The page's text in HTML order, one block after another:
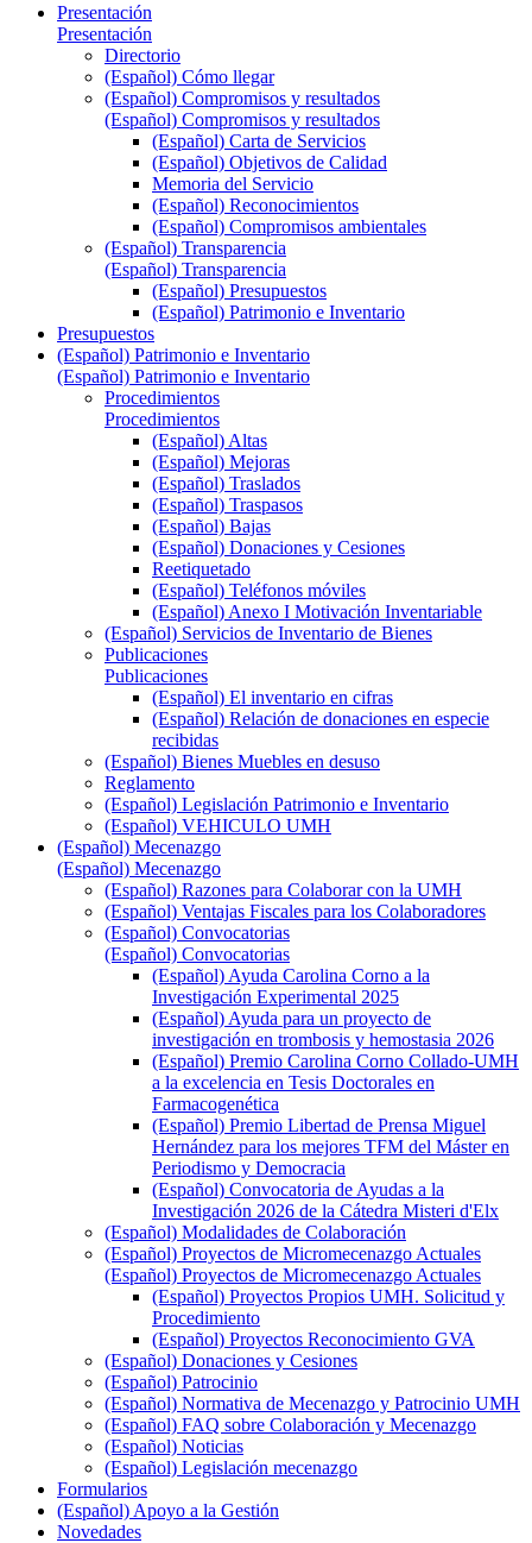
Presentación
Presentación
Directorio
(Español) Cómo llegar
(Español) Compromisos y resultados
(Español) Compromisos y resultados
(Español) Carta de Servicios
(Español) Objetivos de Calidad
Memoria del Servicio
(Español) Reconocimientos
(Español) Compromisos ambientales
(Español) Transparencia
(Español) Transparencia
(Español) Presupuestos
(Español) Patrimonio e Inventario
Presupuestos
(Español) Patrimonio e Inventario
(Español) Patrimonio e Inventario
Procedimientos
Procedimientos
(Español) Altas
(Español) Mejoras
(Español) Traslados
(Español) Traspasos
(Español) Bajas
(Español) Donaciones y Cesiones
Reetiquetado
(Español) Teléfonos móviles
(Español) Anexo I Motivación Inventariable
(Español) Servicios de Inventario de Bienes
Publicaciones
Publicaciones
(Español) El inventario en cifras
(Español) Relación de donaciones en especie
recibidas
(Español) Bienes Muebles en desuso
Reglamento
(Español) Legislación Patrimonio e Inventario
(Español) VEHICULO UMH
(Español) Mecenazgo
(Español) Mecenazgo
(Español) Razones para Colaborar con la UMH
(Español) Ventajas Fiscales para los Colaboradores
(Español) Convocatorias
(Español) Convocatorias
(Español) Ayuda Carolina Corno a la
Investigación Experimental 2025
(Español) Ayuda para un proyecto de
investigación en trombosis y hemostasia 2026
(Español) Premio Carolina Corno Collado-UMH
a la excelencia en Tesis Doctorales en
Farmacogenética
(Español) Premio Libertad de Prensa Miguel
Hernández para los mejores TFM del Máster en
Periodismo y Democracia
(Español) Convocatoria de Ayudas a la
Investigación 2026 de la Cátedra Misteri d'Elx
(Español) Modalidades de Colaboración
(Español) Proyectos de Micromecenazgo Actuales
(Español) Proyectos de Micromecenazgo Actuales
(Español) Proyectos Propios UMH. Solicitud y
Procedimiento
(Español) Proyectos Reconocimiento GVA
(Español) Donaciones y Cesiones
(Español) Patrocinio
(Español) Normativa de Mecenazgo y Patrocinio UMH
(Español) FAQ sobre Colaboración y Mecenazgo
(Español) Noticias
(Español) Legislación mecenazgo
Formularios
(Español) Apoyo a la Gestión
Novedades